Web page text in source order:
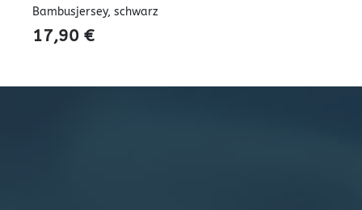
Bambusjersey, schwarz
17,90 €